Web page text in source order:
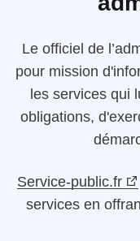
Le officiel de
pour mission
les services qui
obligations,
Service-public.fr
services en